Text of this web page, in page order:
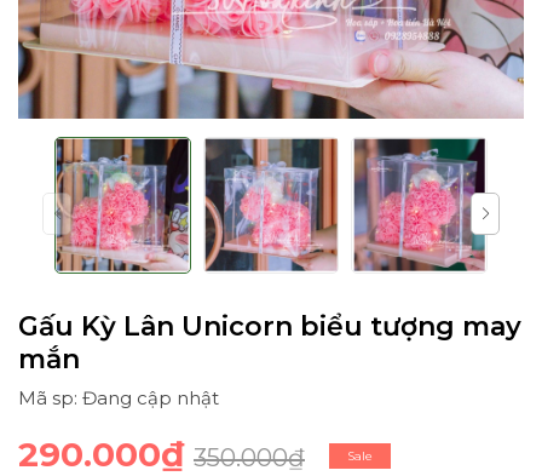
Gấu Kỳ Lân Unicorn biểu tượng may
mắn
Mã sp: Đang cập nhật
290.000₫ 350.000₫ Sale